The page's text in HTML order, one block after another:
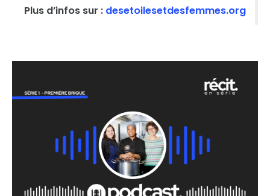
Plus d’infos sur : desetoilesetdesfemmes.org